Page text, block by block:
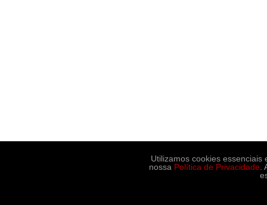
Utilizamos cookies
nossa Política de Privacidade